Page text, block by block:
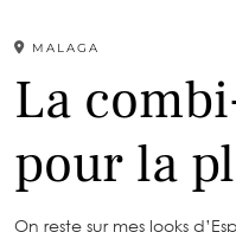
MALAGA
La
pour la
On reste sur mes looks